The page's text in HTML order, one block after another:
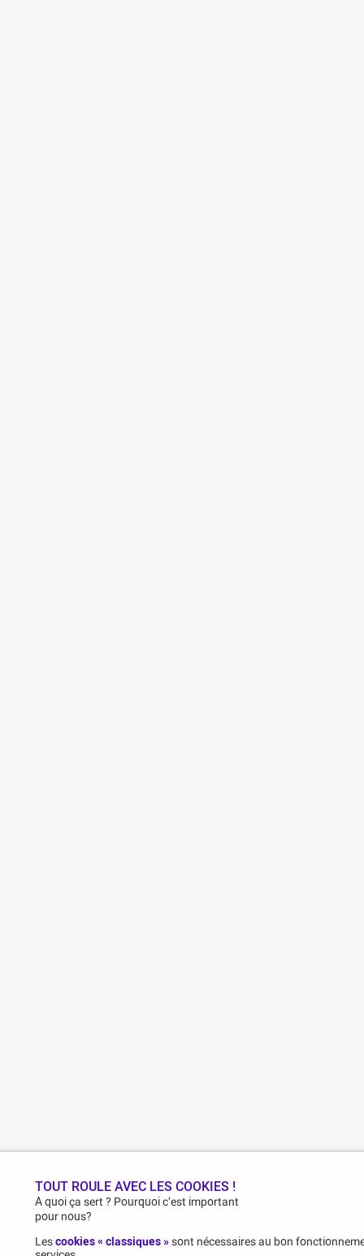
TOUT ROULE AVEC LES COOKIES !
A quoi ça sert ? Pourquoi c’est important
pour nous?
Lescookies « classiques »sont nécessaires au bon